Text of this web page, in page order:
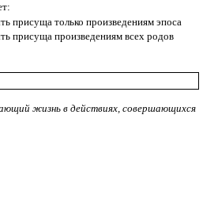
присуща только произведениям эпоса
присуща произведениям всех родов
жизнь в действиях, совершающихся